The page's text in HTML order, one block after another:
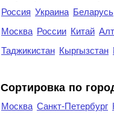
Россия Украина Беларусь
Москва России Китай
Таджикистан Кыргызстан
Cортировка по
Москва Санкт-Петербург